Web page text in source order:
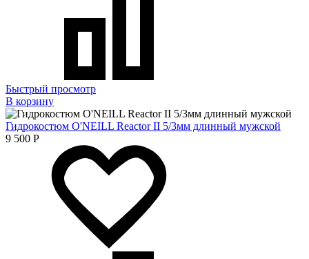
Быстрый просмотр
В корзину
Гидрокостюм O'NEILL Reactor II 5/3мм длинный мужской
9 500 Р